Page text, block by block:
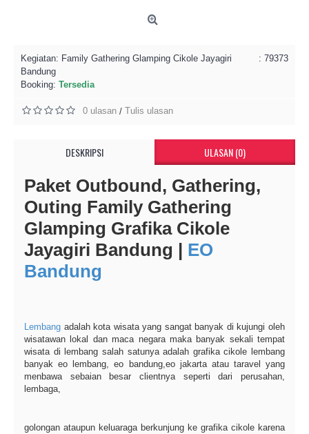
: 79373
Kegiatan: Family Gathering Glamping Cikole Jayagiri
Bandung
Booking: Tersedia
0 ulasan / Tulis ulasan
DESKRIPSI ULASAN (0)
Paket Outbound, Gathering,
Outing Family Gathering
Glamping Grafika Cikole
Jayagiri Bandung | EO
Bandung
Lembang adalah kota wisata yang sangat banyak di kujungi oleh
wisatawan lokal dan maca negara maka banyak sekali tempat
wisata di lembang salah satunya adalah grafika cikole lembang
banyak eo lembang, eo bandung,eo jakarta atau taravel yang
menbawa sebaian besar clientnya seperti dari perusahan,
lembaga,
golongan ataupun keluaraga berkunjung ke grafika cikole karena